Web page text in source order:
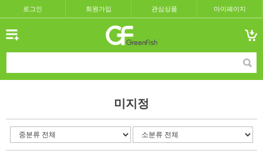
로그인 회원가입 관심상품 마이페이지
미지정